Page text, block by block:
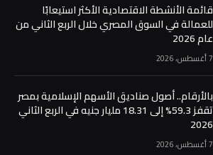
قائمة الأنشطة الاقتصادية الأكثر استيعابًا
للعمالة في السوق المصري خلال الربع الثاني من
عام 2026
7 أغسطس، 2026
بالأرقام.. أصول صناديق الأسهم الإسلامية بمصر
تقفز 59.3% إلى 18.31 مليار جنيه في الربع الثاني
2026
7 أغسطس، 2026